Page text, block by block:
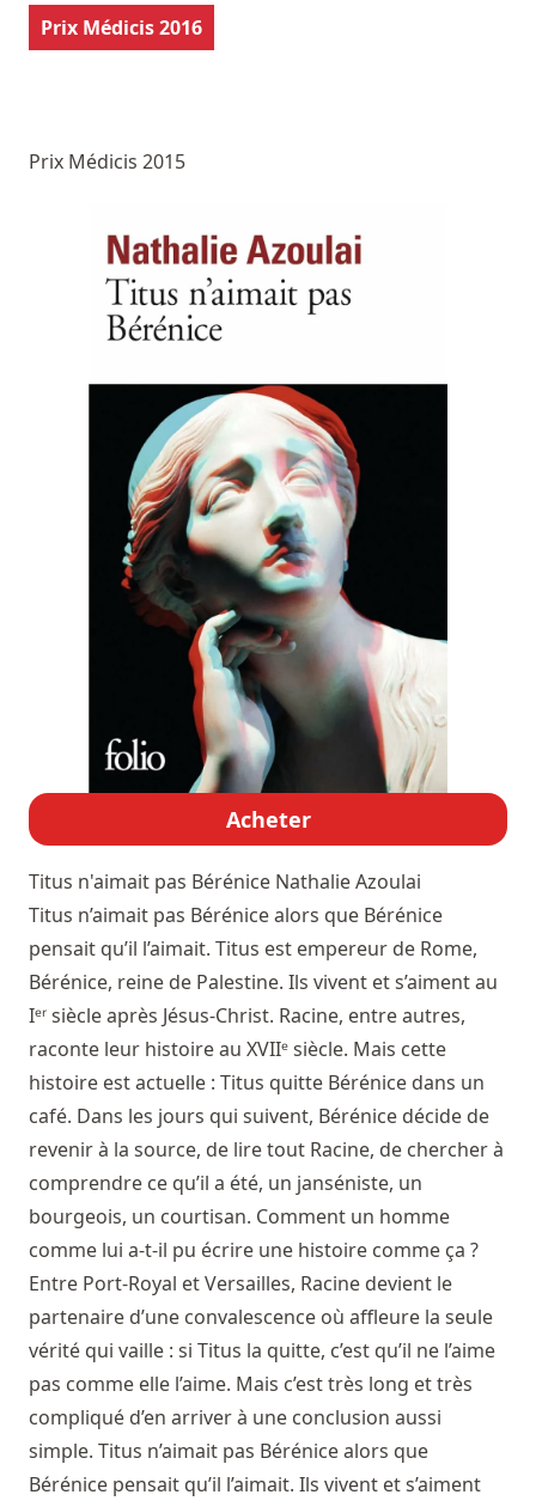
Prix Médicis 2016
Prix Médicis 2015
Acheter
Titus n'aimait pas Bérénice Nathalie Azoulai
Titus n’aimait pas Bérénice alors que Bérénice
pensait qu’il l’aimait. Titus est empereur de Rome,
Bérénice, reine de Palestine. Ils vivent et s’aiment au
Iᵉʳ siècle après Jésus-Christ. Racine, entre autres,
raconte leur histoire au XVIIᵉ siècle. Mais cette
histoire est actuelle : Titus quitte Bérénice dans un
café. Dans les jours qui suivent, Bérénice décide de
revenir à la source, de lire tout Racine, de chercher à
comprendre ce qu’il a été, un janséniste, un
bourgeois, un courtisan. Comment un homme
comme lui a-t-il pu écrire une histoire comme ça ?
Entre Port-Royal et Versailles, Racine devient le
partenaire d’une convalescence où affleure la seule
vérité qui vaille : si Titus la quitte, c’est qu’il ne l’aime
pas comme elle l’aime. Mais c’est très long et très
compliqué d’en arriver à une conclusion aussi
simple. Titus n’aimait pas Bérénice alors que
Bérénice pensait qu’il l’aimait. Ils vivent et s’aiment